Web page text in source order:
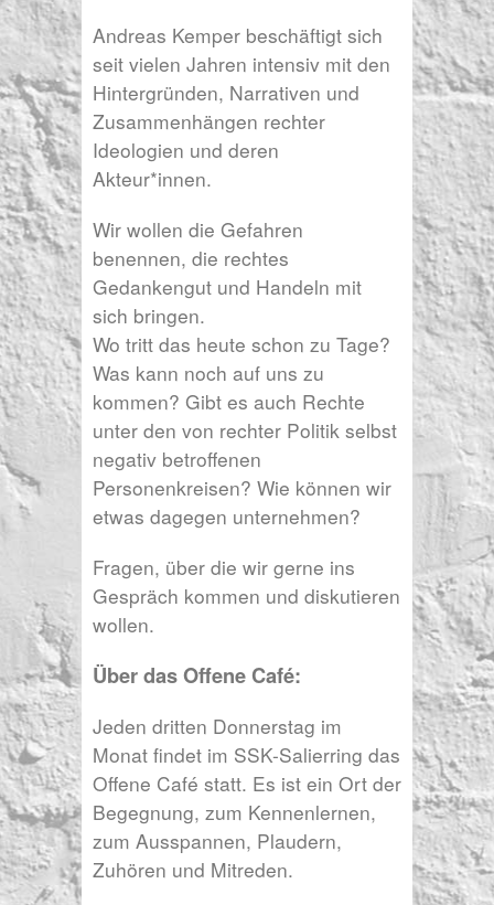
Andreas Kemper beschäftigt sich
seit vielen Jahren intensiv mit den
Hintergründen, Narrativen und
Zusammenhängen rechter
Ideologien und deren
Akteur*innen.
Wir wollen die Gefahren
benennen, die rechtes
Gedankengut und Handeln mit
sich bringen.
Wo tritt das heute schon zu Tage?
Was kann noch auf uns zu
kommen? Gibt es auch Rechte
unter den von rechter Politik selbst
negativ betroffenen
Personenkreisen? Wie können wir
etwas dagegen unternehmen?
Fragen, über die wir gerne ins
Gespräch kommen und diskutieren
wollen.
Über das Offene Café:
Jeden dritten Donnerstag im
Monat findet im SSK-Salierring das
Offene Café statt. Es ist ein Ort der
Begegnung, zum Kennenlernen,
zum Ausspannen, Plaudern,
Zuhören und Mitreden.